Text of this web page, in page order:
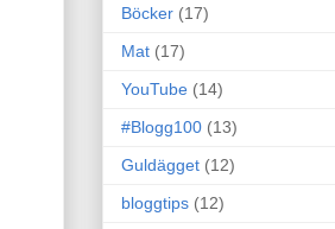
Böcker (17)
Mat (17)
YouTube (14)
#Blogg100 (13)
Guldägget (12)
bloggtips (12)